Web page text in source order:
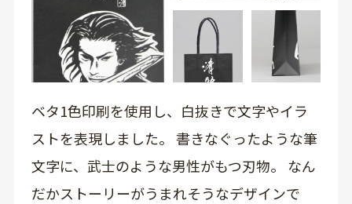
ベタ1色印刷を使用し、白抜きで文字やイラ
ストを表現しました。 書きなぐったような筆
文字に、武士のような男性がもつ刃物。 なん
だかストーリーがうまれそうなデザインで